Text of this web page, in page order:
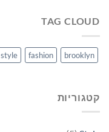
TAG CLOUD
brooklyn
fashion
style
קטגוריות